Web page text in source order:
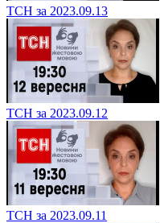
ТСН за 2023.09.13
ТСН за 2023.09.12
ТСН за 2023.09.11